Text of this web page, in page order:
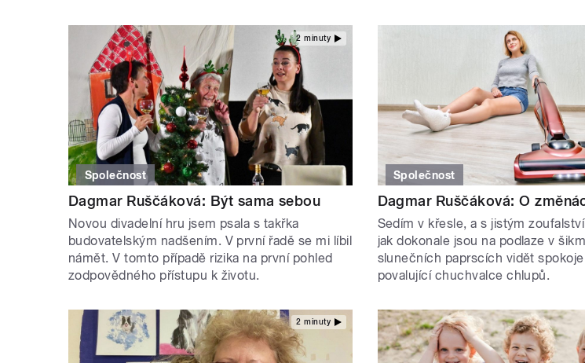
2 minuty
Společnost
Dagmar Ruščáková: Být sama sebou
Novou divadelní hru jsem psala s takřka
budovatelským nadšením. V první řadě se mi líbil
námět. V tomto případě rizika na první pohled
zodpovědného přístupu k životu.
Společnost
Dagmar Ruščáková: O
Sedím v křesle, a s jistým
jak dokonale jsou na podlaze v
slunečních paprscích vidět
povalující chuchvalce chlupů.
2 minuty